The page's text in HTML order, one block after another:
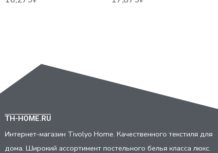
TH-HOME.RU
Интернет-магазин Tivolyo Home. Качественного текстиля для
дома. Широкий ассортимент постельного белья класса люкс.